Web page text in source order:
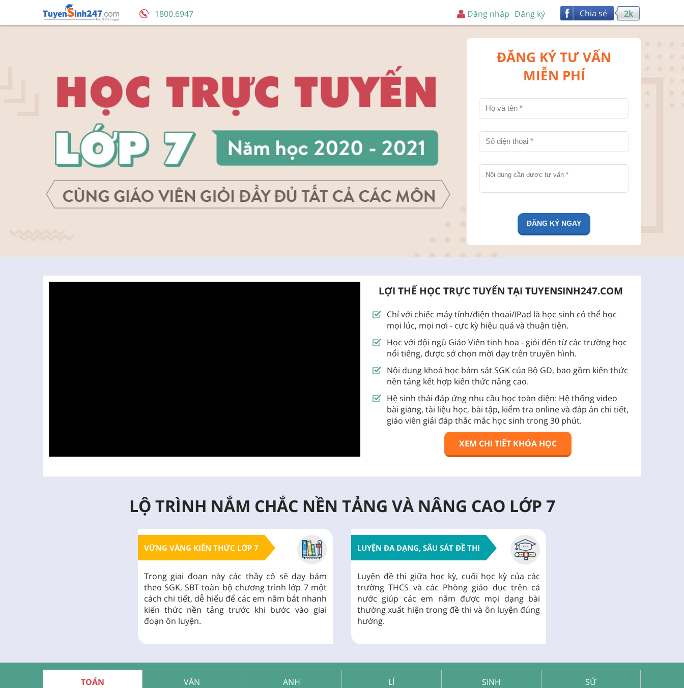
1800.6947 Đăng nhập Đăng ký Chia sẻ 2k
ĐĂNG KÝ TƯ VẤN
MIỄN PHÍ
ĐĂNG KÝ NGAY
LỢI THẾ HỌC TRỰC TUYẾN TẠI TUYENSINH247.COM
Chỉ với chiếc máy tính/điện thoai/IPad là học sinh có thể học
mọi lúc, mọi nơi - cực kỳ hiệu quả và thuận tiện.
Học với đội ngũ Giáo Viên tinh hoa - giỏi đến từ các trường học
nổi tiếng, được sở chọn mời dạy trên truyền hình.
Nội dung khoá học bám sát SGK của Bộ GD, bao gồm kiến thức
nền tảng kết hợp kiến thức nâng cao.
Hệ sinh thái đáp ứng nhu cầu học toàn diện: Hệ thống video
bài giảng, tài liệu học, bài tập, kiểm tra online và đáp án chi tiết,
giáo viên giải đáp thắc mắc học sinh trong 30 phút.
XEM CHI TIẾT KHÓA HỌC
LỘ TRÌNH NẮM CHẮC NỀN TẢNG VÀ NÂNG CAO LỚP 7
VỮNG VÀNG KIẾN THỨC LỚP 7
Trong giai đoạn này các thầy cô sẽ dạy bám
theo SGK, SBT toàn bộ chương trình lớp 7 một
cách chi tiết, dễ hiểu để các em nắm bắt nhanh
kiến thức nền tảng trước khi bước vào giai
đoạn ôn luyện.
LUYỆN ĐA DẠNG, SÂU SÁT ĐỀ THI
Luyện đề thi giữa học kỳ, cuối học kỳ của các
trường THCS và các Phòng giáo dục trên cả
nước giúp các em nắm được mọi dạng bài
thường xuất hiện trong đề thi và ôn luyện đúng
hướng.
TOÁN VĂN ANH LÍ SINH SỬ